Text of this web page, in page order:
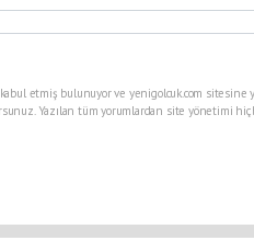
kabul etmiş bulunuyor ve yenigolcuk.com
Yazılan tüm yorumlardan site yönetimi